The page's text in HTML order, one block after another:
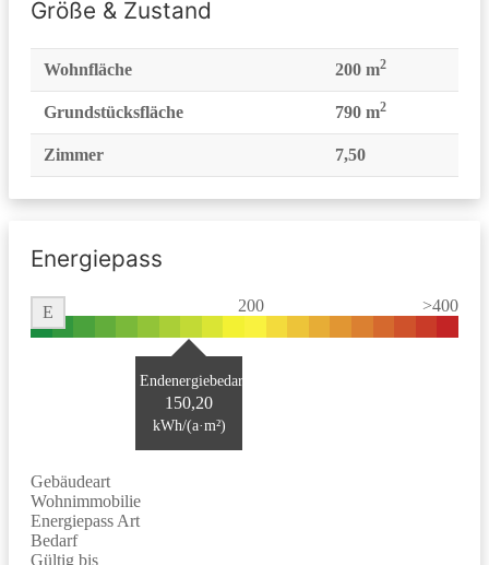
Größe & Zustand
Wohnfläche 200 m2
Grundstücksfläche 790 m2
Zimmer 7,50
Energiepass
E 200 >400
Endenergiebedarf
150,20
kWh/(a·m²)
Gebäudeart
Wohnimmobilie
Energiepass Art
Bedarf
Gültig bis